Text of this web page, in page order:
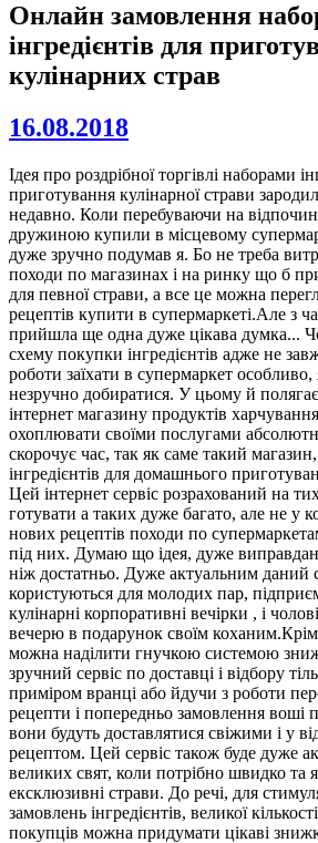
Онлайн замовлення
інгредієнтів для
кулінарних страв
16.08.2018
Ідея про роздрібної торгівлі наборами
приготування кулінарної страви
недавно. Коли перебуваючи на
дружиною купили в місцевому
дуже зручно подумав я. Бо не треба
походи по магазинах і на ринку що б
для певної страви, а все це можна
рецептів купити в супермаркеті.Але з
прийшла ще одна дуже цікава думка...
схему покупки інгредієнтів адже не
роботи заїхати в супермаркет
незручно добиратися. У цьому й
інтернет магазину продуктів
охоплювати своїми послугами
скорочує час, так як саме такий
інгредієнтів для домашнього
Цей інтернет сервіс розрахований на
готувати а таких дуже багато, але не у
нових рецептів походи по
під них. Думаю що ідея, дуже
ніж достатньо. Дуже актуальним даний
користуються для молодих пар,
кулінарні корпоративні вечірки , і
вечерю в подарунок своїм
можна наділити гнучкою системою
зручний сервіс по доставці і відбору
приміром вранці або йдучи з роботи
рецепти і попередньо замовлення воші
вони будуть доставлятися свіжими і у
рецептом. Цей сервіс також буде дуже
великих свят, коли потрібно швидко та
ексклюзивні страви. До речі, для
замовлень інгредієнтів, великої
покупців можна придумати цікаві